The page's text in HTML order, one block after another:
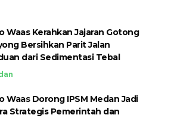
Waas Kerahkan Jajaran Gotong
Bersihkan Parit Jalan
dari Sedimentasi Tebal
Waas Dorong IPSM Medan Jadi
Strategis Pemerintah dan